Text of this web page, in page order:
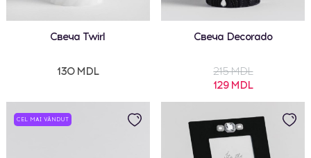
Свеча Twirl
130 MDL
Свеча Decorado
215 MDL
129 MDL
CEL MAI VÂNDUT